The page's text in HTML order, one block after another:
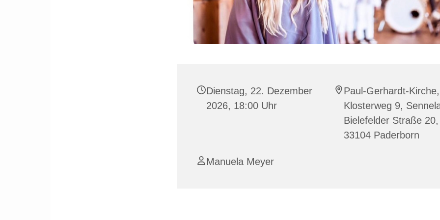
Dienstag, 22. Dezember
2026, 18:00 Uhr
Paul-Gerhardt-Kirche,
Klosterweg 9,
Bielefelder Straße 20,
33104 Paderborn
Manuela Meyer